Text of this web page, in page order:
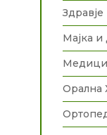
Здравје
Мајка и
Орална